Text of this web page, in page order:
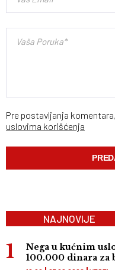
Pre postavljanja
uslovima korišćenja
NAJNOVIJE
Nega u kućnim
100.000 dinara za